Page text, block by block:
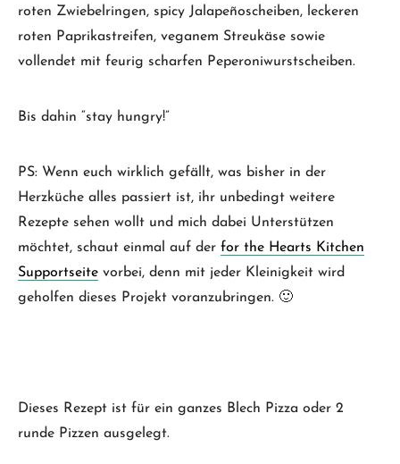
roten Zwiebelringen, spicy Jalapeñoscheiben, leckeren
roten Paprikastreifen, veganem Streukäse sowie
vollendet mit feurig scharfen Peperoniwurstscheiben.
Bis dahin “stay hungry!”
PS: Wenn euch wirklich gefällt, was bisher in der
Herzküche alles passiert ist, ihr unbedingt weitere
Rezepte sehen wollt und mich dabei Unterstützen
möchtet, schaut einmal auf der for the Hearts Kitchen
Supportseite vorbei, denn mit jeder Kleinigkeit wird
geholfen dieses Projekt voranzubringen. 🙂
Dieses Rezept ist für ein ganzes Blech Pizza oder 2
runde Pizzen ausgelegt.